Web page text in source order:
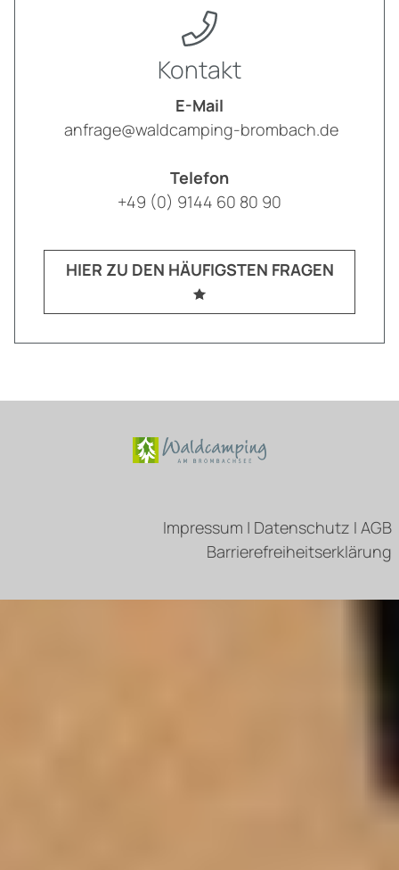
Kontakt
E-Mail
anfrage@waldcamping-brombach.de
Telefon
+49 (0) 9144 60 80 90
HIER ZU DEN HÄUFIGSTEN FRAGEN
Impressum | Datenschutz I AGB
Barrierefreiheitserklärung